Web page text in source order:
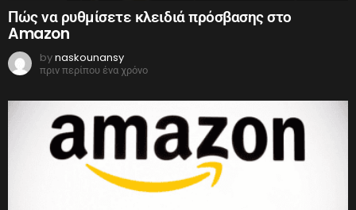
Πώς να ρυθμίσετε κλειδιά πρόσβασης στο
Amazon
bynaskounansy
πριν περίπου ένα χρόνο